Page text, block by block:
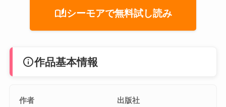
auto_storiesシーモアで無料試し読み
info作品基本情報
作者 出版社